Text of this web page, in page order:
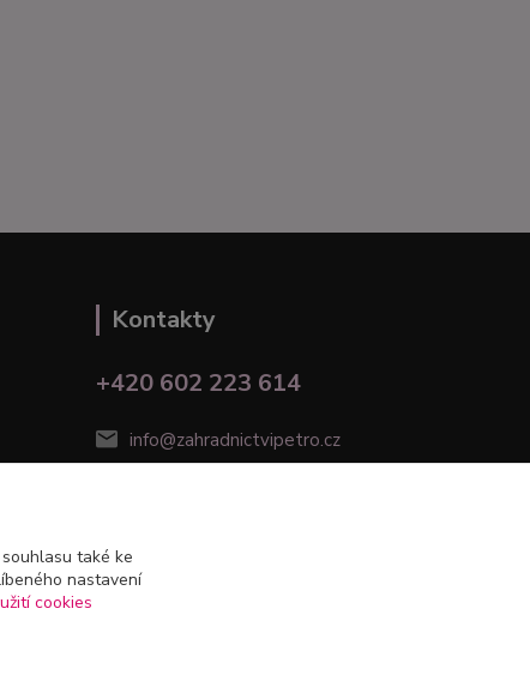
Kontakty
+420 602 223 614
info@zahradnictvipetro.cz
také ke
nastavení
cookies